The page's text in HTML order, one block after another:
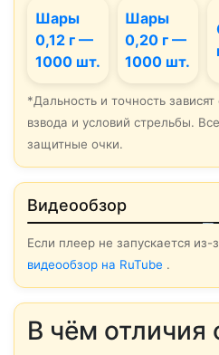
Шары
0,12 г —
1000 шт.
Шары
0,20 г —
1000 шт.
*Дальность и точность
взвода и условий стрельбы.
защитные очки.
Видеообзор
▶ Смотреть
Если плеер не запускается из-
видеообзор на RuTube .
В чём отличия